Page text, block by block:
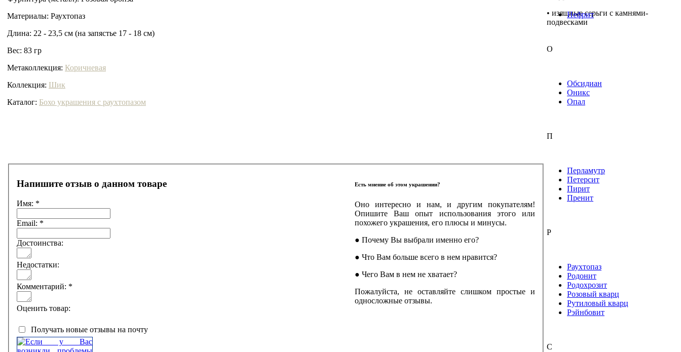
Материалы: Раухтопаз
Длина: 22 - 23,5 см (на запястье 17 - 18 см)
Вес: 83 гр
Метаколлекция: Коричневая
Коллекция: Шик
Каталог: Бохо украшения с раухтопазом
Напишите отзыв о данном товаре
Имя: *
Email: *
Достоинства:
Недостатки:
Комментарий: *
Оценить товар:
Получать новые отзывы на почту
Есть мнение об этом украшении?
Оно интересно и нам, и другим покупателям!
Опишите Ваш опыт использования этого или
похожего украшения, его плюсы и минусы.
● Почему Вы выбрали именно его?
● Что Вам больше всего в нем нравится?
● Чего Вам в нем не хватает?
Пожалуйста, не оставляйте слишком простые и
односложные отзывы.
Нефрит
О
Обсидиан
Оникс
Опал
П
Перламутр
Петерсит
Пирит
Пренит
Р
Раухтопаз
Родонит
Родохрозит
Розовый кварц
Рутиловый кварц
Рэйнбовит
С
• изящные серьги с камнями-
подвесками